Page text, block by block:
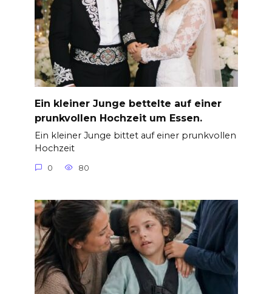
Ein kleiner Junge bettelte auf einer
prunkvollen Hochzeit um Essen.
Ein kleiner Junge bittet auf einer prunkvollen
Hochzeit
0 80